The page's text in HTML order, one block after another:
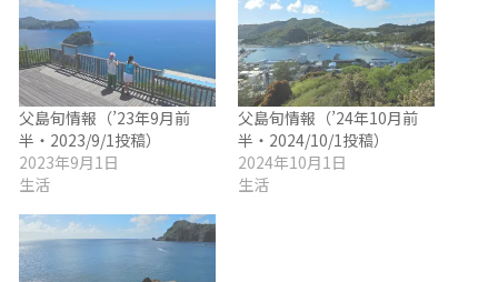
父島旬情報（’23年9月前
半・2023/9/1投稿）
2023年9月1日
生活
父島旬情報（’24年10月前
半・2024/10/1投稿）
2024年10月1日
生活